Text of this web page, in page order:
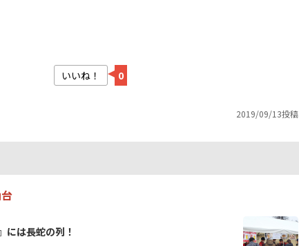
いいね！ 0
2019/09/13投稿
には長蛇の列！